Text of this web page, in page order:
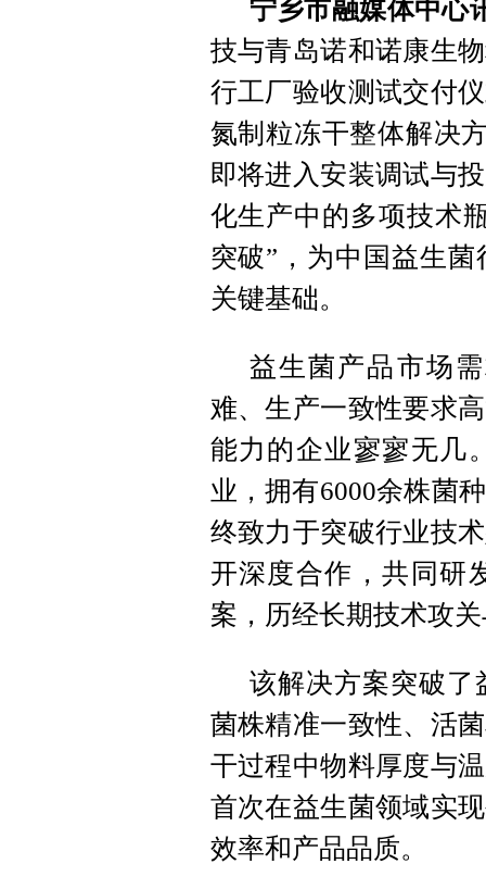
宁乡市融媒体中心
技与青岛诺和诺康生
行工厂验收测试交付
氮制粒冻干整体解决
即将进入安装调试与
化生产中的多项技术
突破”，为中国益生
关键基础。
益生菌产品市场
难、生产一致性要求
能力的企业寥寥无几
业，拥有6000余株菌
终致力于突破行业技
开深度合作，共同研
案，历经长期技术攻
该解决方案突破了
菌株精准一致性、活
干过程中物料厚度与
首次在益生菌领域实
效率和产品品质。